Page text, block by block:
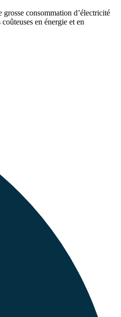
consommation d’électricité
en énergie et en